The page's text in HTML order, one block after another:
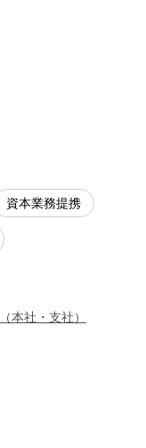
資本業務提携
（本社・支社 ）